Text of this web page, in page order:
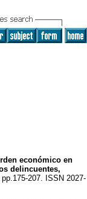
económico en
delincuentes,
207. ISSN 2027-